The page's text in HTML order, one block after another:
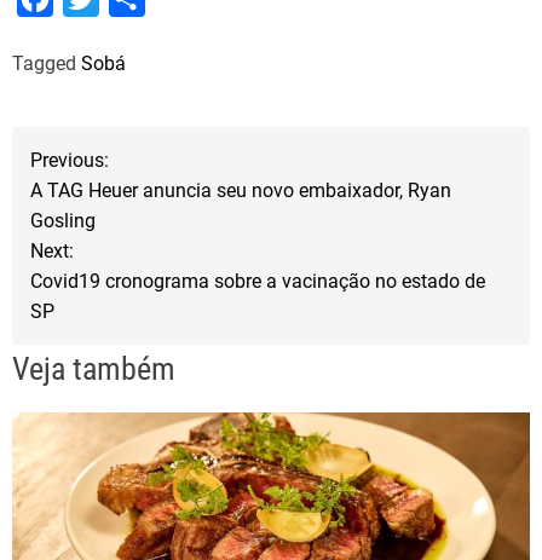
c
o
o
k
i
e
Tagged Sobá
N
g
a
ç
Previous:
A TAG Heuer anuncia seu novo embaixador, Ryan
Gosling
Next:
Covid19 cronograma sobre a vacinação no estado de
SP
Veja também